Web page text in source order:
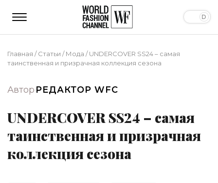
Главная /Статьи /Мода /UNDERCOVER SS24 – самая
таинственная и призрачная коллекция сезона
Автор РЕДАКТОР WFC
UNDERCOVER SS24 – самая
таинственная и призрачная
коллекция сезона